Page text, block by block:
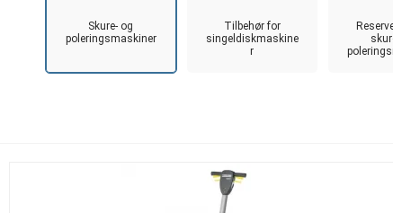
Skure- og
poleringsmaskiner
Tilbehør for
singeldiskmaskine
r